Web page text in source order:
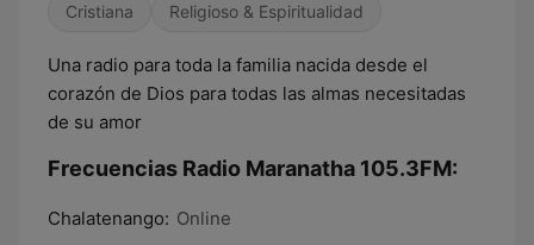
Cristiana Religioso & Espiritualidad
Una radio para toda la familia nacida desde el
corazón de Dios para todas las almas necesitadas
de su amor
Frecuencias Radio Maranatha 105.3FM:
Chalatenango: Online